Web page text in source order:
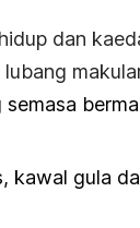
dan
kawal gula